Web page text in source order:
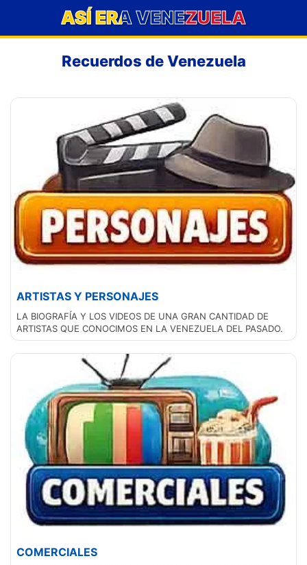
ASÍ ERA VENEZUELA
Recuerdos de Venezuela
ARTISTAS Y PERSONAJES
LA BIOGRAFÍA Y LOS VIDEOS DE UNA GRAN CANTIDAD DE
ARTISTAS QUE CONOCIMOS EN LA VENEZUELA DEL PASADO.
COMERCIALES